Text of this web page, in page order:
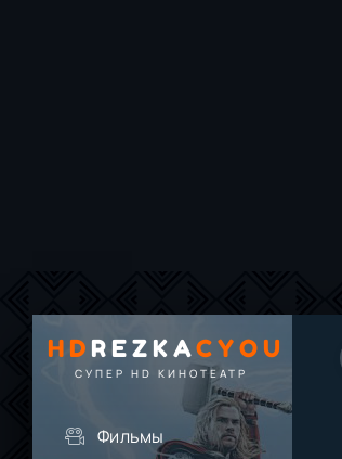
HD REZKACYOU
СУПЕР HD КИНОТЕАТР
Фильмы